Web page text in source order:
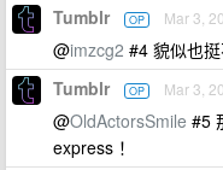
Tumblr OP Mar 3,
@imzcg2 #4 貌似也
Tumblr OP Mar 3,
@OldActorsSmile #5
express ！